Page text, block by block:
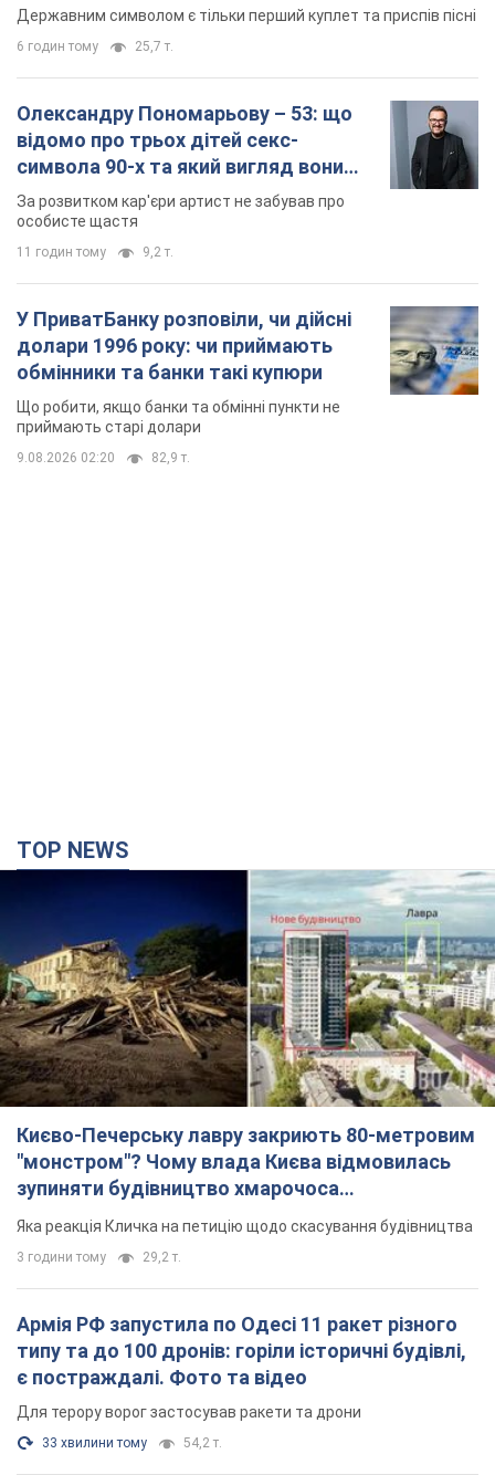
долари 1996 року: чи приймають
обмінники та банки такі купюри
приймають старі долари
Києво-Печерську лавру закриють 80-метровим
"монстром"? Чому влада Києва відмовилась
зупиняти будівництво хмарочоса
"московського вірянина"
Яка реакція Кличка на петицію щодо скасування будівництва
3 години тому 29,2 т.
Армія РФ запустила по Одесі 11 ракет різного
типу та до 100 дронів: горіли історичні будівлі,
є постраждалі. Фото та відео
Для терору ворог застосував ракети та дрони
33 хвилини тому 54,2 т.
МЗС Болгарії викликало українського посла
через інцидент із дроном: що сталося
Бесіда відбудеться 10 серпня
3 години тому 4,7 т.